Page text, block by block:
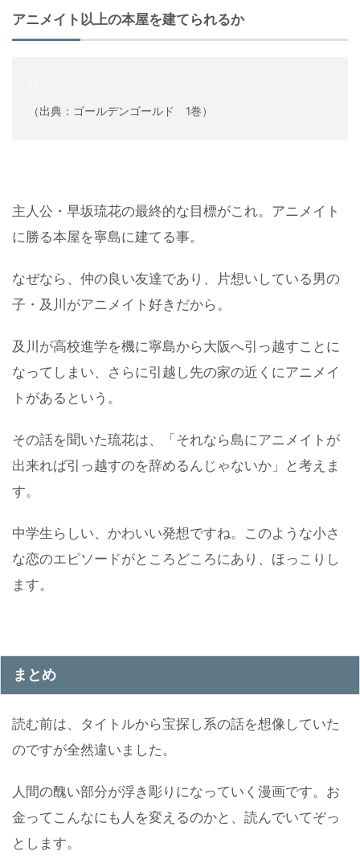
アニメイト以上の本屋を建てられるか
（出典：ゴールデンゴールド 1巻）
主人公・早坂琉花の最終的な目標がこれ。アニメイト
に勝る本屋を寧島に建てる事。
なぜなら、仲の良い友達であり、片想いしている男の
子・及川がアニメイト好きだから。
及川が高校進学を機に寧島から大阪へ引っ越すことに
なってしまい、さらに引越し先の家の近くにアニメイ
トがあるという。
その話を聞いた琉花は、「それなら島にアニメイトが
出来れば引っ越すのを辞めるんじゃないか」と考えま
す。
中学生らしい、かわいい発想ですね。このような小さ
な恋のエピソードがところどころにあり、ほっこりし
ます。
まとめ
読む前は、タイトルから宝探し系の話を想像していた
のですが全然違いました。
人間の醜い部分が浮き彫りになっていく漫画です。お
金ってこんなにも人を変えるのかと、読んでいてぞっ
とします。